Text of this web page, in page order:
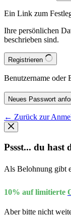
Ein Link zum
Ihre persönlichen
beschrieben sind.
Registrieren
Benutzername oder
Neues Passwort
← Zurück zur
Pssst... du hast
Als Belohnung gibt
10% auf limitierte
Aber bitte nicht